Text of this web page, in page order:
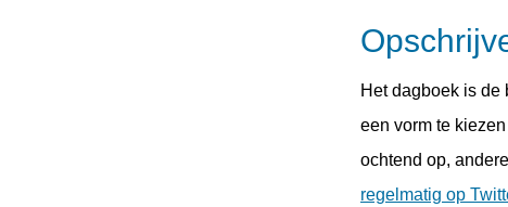
Het dagboek is de
een vorm te
ochtend op,
regelmatig op